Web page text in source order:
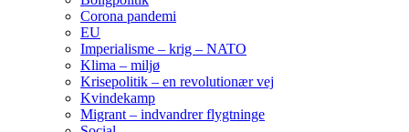
Corona pandemi
EU
Imperialisme – krig – NATO
Klima – miljø
Krisepolitik – en revolutionær vej
Kvindekamp
Migrant – indvandrer flygtninge